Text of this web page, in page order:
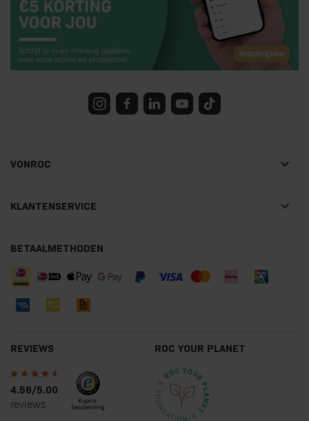
VONROC
KLANTENSERVICE
BETAALMETHODEN
REVIEWS
4.56/5.00
reviews
ROC YOUR PLANET